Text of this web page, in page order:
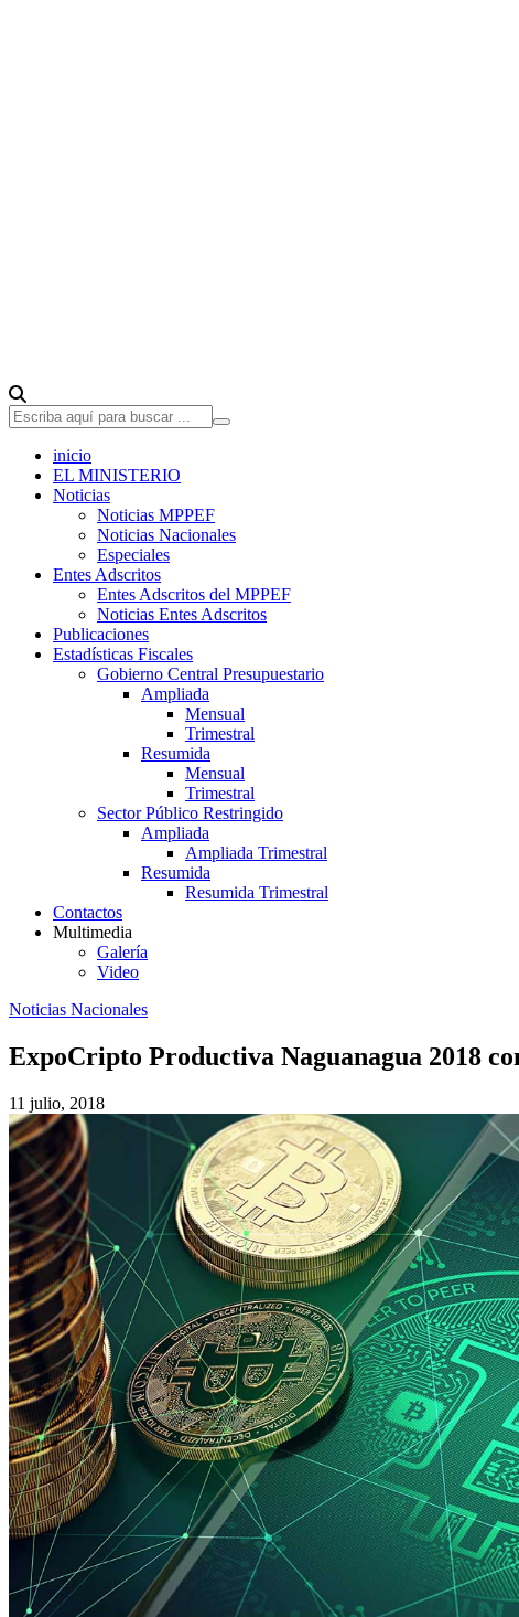
inicio
EL MINISTERIO
Noticias
Noticias MPPEF
Noticias Nacionales
Especiales
Entes Adscritos
Entes Adscritos del MPPEF
Noticias Entes Adscritos
Publicaciones
Estadísticas Fiscales
Gobierno Central Presupuestario
Ampliada
Mensual
Trimestral
Resumida
Mensual
Trimestral
Sector Público Restringido
Ampliada
Ampliada Trimestral
Resumida
Resumida Trimestral
Contactos
Multimedia
Galería
Video
Noticias Nacionales
ExpoCripto Productiva Naguanagua 2018
11 julio, 2018